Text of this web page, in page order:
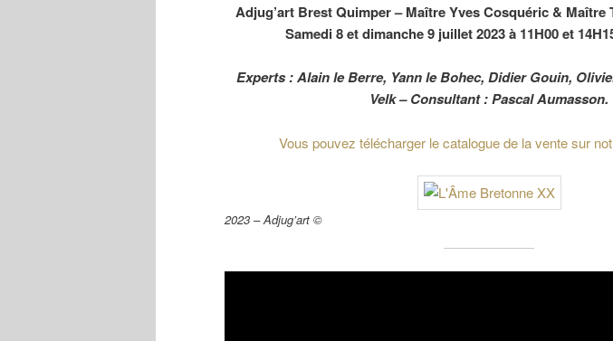
Adjug’art Brest Quimper – Maître Yves Cosquéric & Maître
Samedi 8 et dimanche 9 juillet 2023 à 11H00 et
Experts : Alain le Berre, Yann le Bohec, Didier Gouin,
Velk – Consultant : Pascal Aumasson.
Vous pouvez télécharger le catalogue de la vente sur
2023 – Adjug’art ©